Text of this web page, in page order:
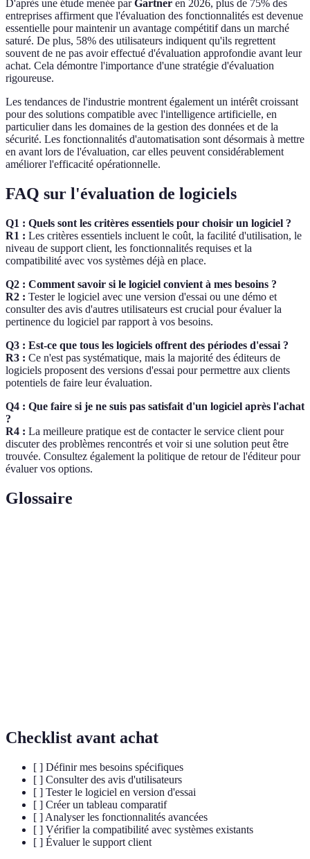
D'après une étude menée parGartner en 2026, plus de 75% des
entreprises affirment que l'évaluation des fonctionnalités est devenue
essentielle pour maintenir un avantage compétitif dans un marché
saturé. De plus, 58% des utilisateurs indiquent qu'ils regrettent
souvent de ne pas avoir effectué d'évaluation approfondie avant leur
achat. Cela démontre l'importance d'une stratégie d'évaluation
rigoureuse.
Les tendances de l'industrie montrent également un intérêt croissant
pour des solutions compatible avec l'intelligence artificielle, en
particulier dans les domaines de la gestion des données et de la
sécurité. Les fonctionnalités d'automatisation sont désormais à mettre
en avant lors de l'évaluation, car elles peuvent considérablement
améliorer l'efficacité opérationnelle.
FAQ sur l'évaluation de logiciels
Q1 : Quels sont les critères essentiels pour choisir un logiciel ?
R1 : Les critères essentiels incluent le coût, la facilité d'utilisation, le
niveau de support client, les fonctionnalités requises et la
compatibilité avec vos systèmes déjà en place.
Q2 : Comment savoir si le logiciel convient à mes besoins ?
R2 : Tester le logiciel avec une version d'essai ou une démo et
consulter des avis d'autres utilisateurs est crucial pour évaluer la
pertinence du logiciel par rapport à vos besoins.
Q3 : Est-ce que tous les logiciels offrent des périodes d'essai ?
R3 : Ce n'est pas systématique, mais la majorité des éditeurs de
logiciels proposent des versions d'essai pour permettre aux clients
potentiels de faire leur évaluation.
Q4 : Que faire si je ne suis pas satisfait d'un logiciel après l'achat
?
R4 : La meilleure pratique est de contacter le service client pour
discuter des problèmes rencontrés et voir si une solution peut être
trouvée. Consultez également la politique de retour de l'éditeur pour
évaluer vos options.
Glossaire
Checklist avant achat
[ ] Définir mes besoins spécifiques
[ ] Consulter des avis d'utilisateurs
[ ] Tester le logiciel en version d'essai
[ ] Créer un tableau comparatif
[ ] Analyser les fonctionnalités avancées
[ ] Vérifier la compatibilité avec systèmes existants
[ ] Évaluer le support client